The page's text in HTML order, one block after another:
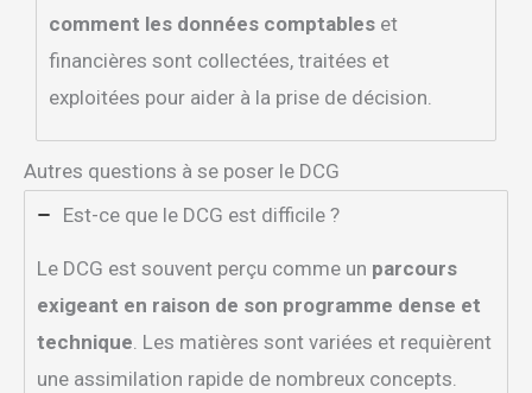
comment les données comptables et
financières sont collectées, traitées et
exploitées pour aider à la prise de décision.
Autres questions à se poser le DCG
Est-ce que le DCG est difficile ?
Le DCG est souvent perçu comme un parcours
exigeant en raison de son programme dense et
technique . Les matières sont variées et requièrent
une assimilation rapide de nombreux concepts.